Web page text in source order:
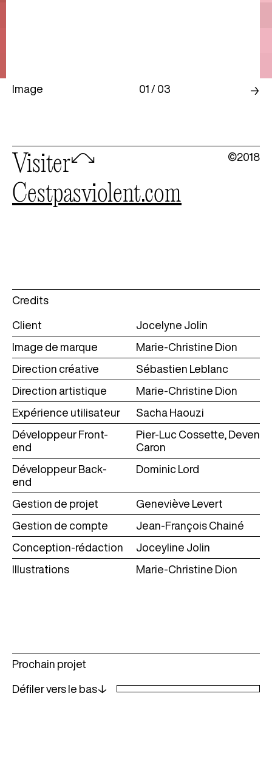
Image 01 / 03 →
©2018
Visiter🦉
cestpasviolent.com
Credits
Client
Jocelyne Jolin
Image de marque
Marie-Christine Dion
Direction créative
Sébastien Leblanc
Direction artistique
Marie-Christine Dion
Expérience utilisateur
Sacha Haouzi
Développeur Front-
end
Pier-Luc Cossette, Deven
Caron
Développeur Back-
end
Dominic Lord
Gestion de projet
Geneviève Levert
Gestion de compte
Jean-François Chainé
Conception-rédaction
Joceyline Jolin
Illustrations
Marie-Christine Dion
Prochain projet
Défiler vers le bas↓
Voir
plus